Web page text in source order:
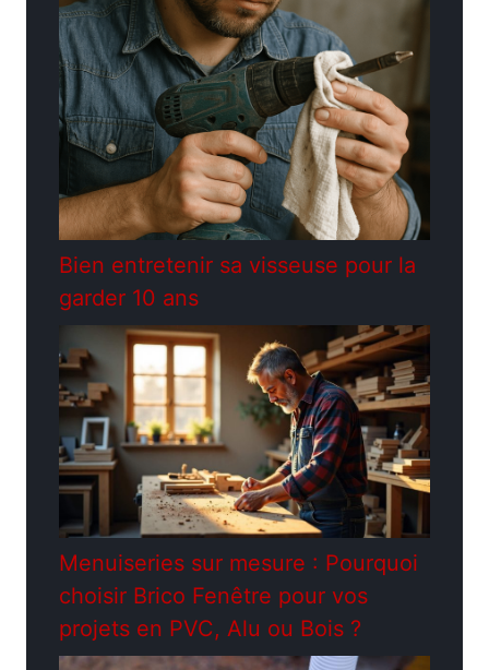
Bien entretenir sa visseuse pour la
garder 10 ans
Menuiseries sur mesure : Pourquoi
choisir Brico Fenêtre pour vos
projets en PVC, Alu ou Bois ?